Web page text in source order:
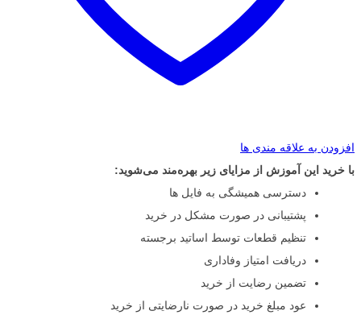
افزودن به علاقه مندی ها
با خرید این آموزش از مزایای زیر بهره‌مند می‌شوید:
دسترسی همیشگی به فایل ها
پشتیبانی در صورت مشکل در خرید
تنظیم قطعات توسط اساتید برجسته
دریافت امتیاز وفاداری
تضمین رضایت از خرید
عود مبلغ خرید در صورت نارضایتی از خرید